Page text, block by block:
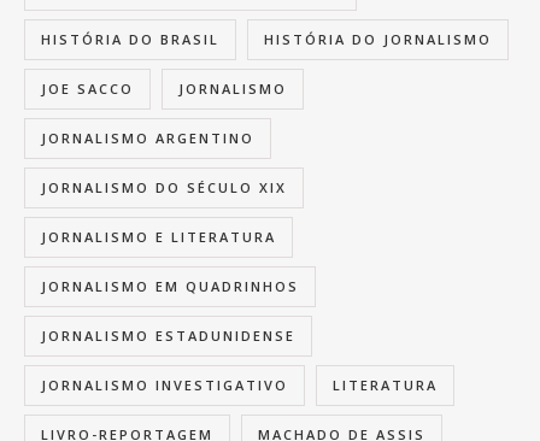
HISTÓRIA DO BRASIL HISTÓRIA DO JORNALISMO
JOE SACCO JORNALISMO
JORNALISMO ARGENTINO
JORNALISMO DO SÉCULO XIX
JORNALISMO E LITERATURA
JORNALISMO EM QUADRINHOS
JORNALISMO ESTADUNIDENSE
JORNALISMO INVESTIGATIVO LITERATURA
LIVRO-REPORTAGEM MACHADO DE ASSIS